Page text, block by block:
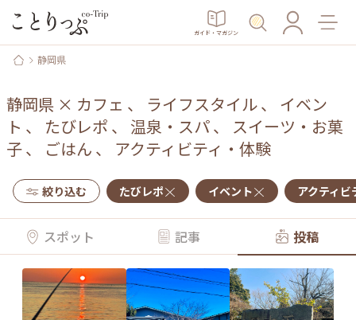
ガイド・マガジン
静岡県
静岡県 × カフェ 、 ライフスタイル、 イベン
ト 、 たびレポ 、 温泉・スパ、 スイーツ・お菓
子、 ごはん 、 アクティビティ・体験
絞り込む たびレポ イベント アクティビ
スポット 記事 投稿